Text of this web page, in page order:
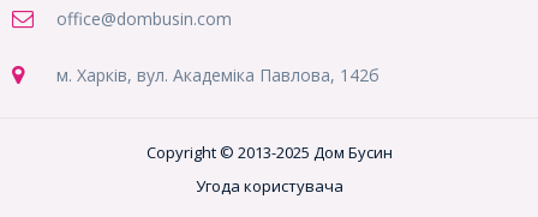
office@dombusin.com
м. Харків, вул. Академіка Павлова, 142б
Copyright © 2013-2025 Дом Бусин
Угода користувача